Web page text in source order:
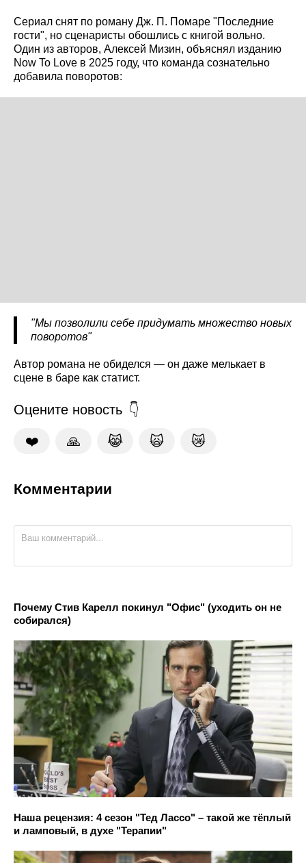
Сериал снят по роману Дж. П. Помаре "Последние
гости", но сценаристы обошлись с книгой вольно.
Один из авторов, Алексей Мизин, объяснял изданию
Now To Love в 2025 году, что команда сознательно
добавила поворотов:
"Мы позволили себе придумать множество новых
поворотов"
Автор романа не обиделся — он даже мелькает в
сцене в баре как статист.
Оцените новость
❤️ 🙏 😹 🙀 😿
Комментарии
Почему Стив Карелл покинул "Офис" (уходить он не
собирался)
Наша рецензия: 4 сезон "Тед Лассо" – такой же тёплый
и ламповый, в духе "Терапии"